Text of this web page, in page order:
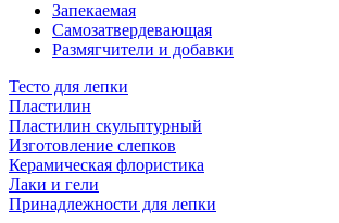
Запекаемая
Самозатвердевающая
Размягчители и добавки
Тесто для лепки
Пластилин
Пластилин скульптурный
Изготовление слепков
Керамическая флористика
Лаки и гели
Принадлежности для лепки